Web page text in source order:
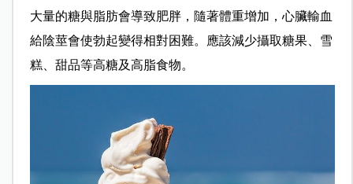
大量的糖與脂肪會導致肥胖，隨著體重增加，心臟輸血
給陰莖會使勃起變得相對困難。應該減少攝取糖果、雪
糕、甜品等高糖及高脂食物。